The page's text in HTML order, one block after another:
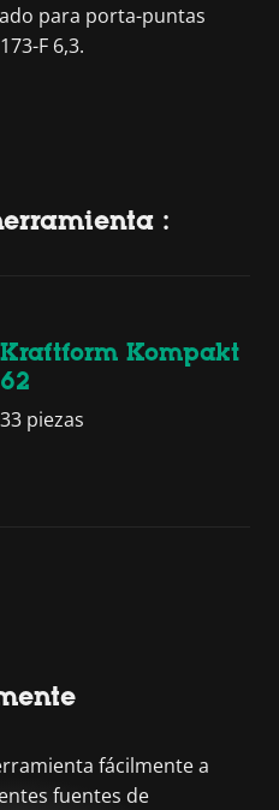
para porta-puntas
F 6,3.
:
Kraftform Kompakt
62
33 piezas
fácilmente a
fuentes de